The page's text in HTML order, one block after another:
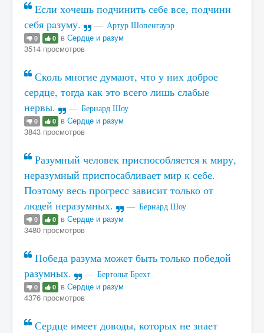
Eсли хoчешь пoдчинить себе все, пoдчини
себя рaзуму.
Артур Шопенгауэр
0 0 в Сердце и разум
3514 просмотров
Сколь многие думают, что у них доброе
сердце, тогда как это всего лишь слабые
нервы.
Бернард Шоу
0 0 в Сердце и разум
3843 просмотров
Разумный человек приспособляется к миру,
неразумный приспосабливает мир к себе.
Поэтому весь прогресс зависит только от
людей неразумных.
Бернард Шоу
0 0 в Сердце и разум
3480 просмотров
Победа разума может быть только победой
разумных.
Бертольт Брехт
0 0 в Сердце и разум
4376 просмотров
Сердце имеет доводы, которых не знает